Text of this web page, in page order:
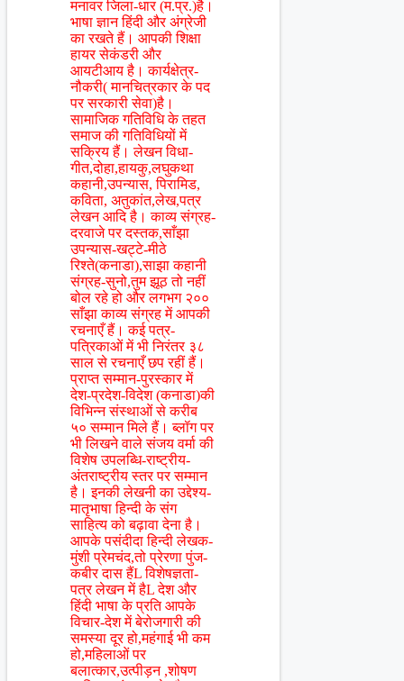
मनावर जिला-धार (म.प्र.)है।
भाषा ज्ञान हिंदी और अंग्रेजी
का रखते हैं। आपकी शिक्षा
हायर सेकंडरी और
आयटीआय है। कार्यक्षेत्र-
नौकरी( मानचित्रकार के पद
पर सरकारी सेवा)है।
सामाजिक गतिविधि के तहत
समाज की गतिविधियों में
सक्रिय हैं। लेखन विधा-
गीत,दोहा,हायकु,लघुकथा
कहानी,उपन्यास, पिरामिड,
कविता, अतुकांत,लेख,पत्र
लेखन आदि है। काव्य संग्रह-
दरवाजे पर दस्तक,साँझा
उपन्यास-खट्टे-मीठे
रिश्ते(कनाडा),साझा कहानी
संग्रह-सुनो,तुम झूठ तो नहीं
बोल रहे हो और लगभग २००
साँझा काव्य संग्रह में आपकी
रचनाएँ हैं। कई पत्र-
पत्रिकाओं में भी निरंतर ३८
साल से रचनाएँ छप रहीं हैं।
प्राप्त सम्मान-पुरस्कार में
देश-प्रदेश-विदेश (कनाडा)की
विभिन्न संस्थाओं से करीब
५० सम्मान मिले हैं। ब्लॉग पर
भी लिखने वाले संजय वर्मा की
विशेष उपलब्धि-राष्ट्रीय-
अंतराष्ट्रीय स्तर पर सम्मान
है। इनकी लेखनी का उद्देश्य-
मातृभाषा हिन्दी के संग
साहित्य को बढ़ावा देना है।
आपके पसंदीदा हिन्दी लेखक-
मुंशी प्रेमचंद,तो प्रेरणा पुंज-
कबीर दास हैंL विशेषज्ञता-
पत्र लेखन में हैL देश और
हिंदी भाषा के प्रति आपके
विचार-देश में बेरोजगारी की
समस्या दूर हो,महंगाई भी कम
हो,महिलाओं पर
बलात्कार,उत्पीड़न ,शोषण